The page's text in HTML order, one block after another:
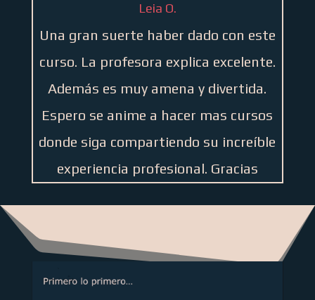
Leia O.
Una gran suerte haber dado con este
curso. La profesora explica excelente.
Además es muy amena y divertida.
Espero se anime a hacer mas cursos
donde siga compartiendo su increíble
experiencia profesional. Gracias